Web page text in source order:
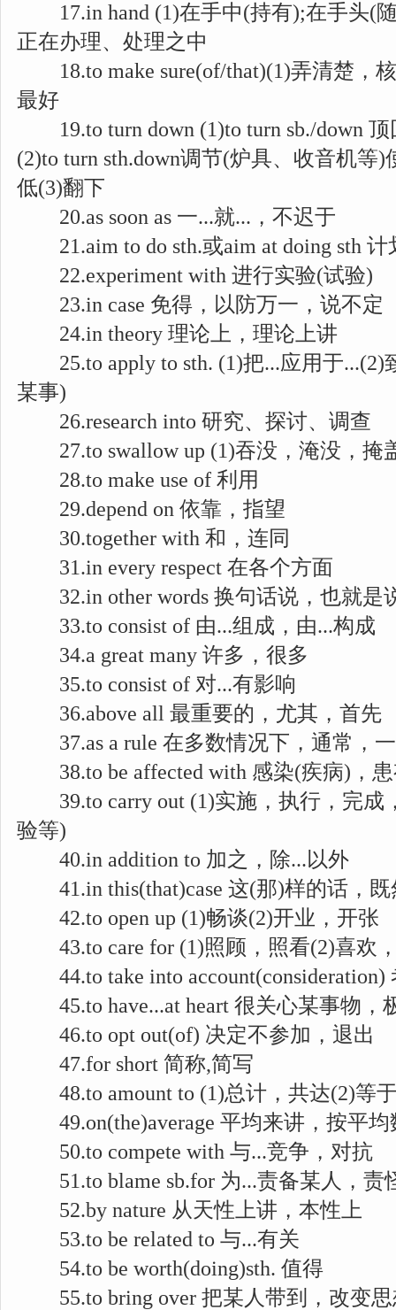
17.in hand (1)在手中(持有);在手头(
正在办理、处理之中
18.to make sure(of/that)(1)弄清楚，
最好
19.to turn down (1)to turn sb./down
(2)to turn sth.down调节(炉具、收音机等
低(3)翻下
20.as soon as 一...就...，不迟于
21.aim to do sth.或aim at doing sth 计
22.experiment with 进行实验(试验)
23.in case 免得，以防万一，说不定
24.in theory 理论上，理论上讲
25.to apply to sth. (1)把...应用于...(2)
某事)
26.research into 研究、探讨、调查
27.to swallow up (1)吞没，淹没，掩
28.to make use of 利用
29.depend on 依靠，指望
30.together with 和，连同
31.in every respect 在各个方面
32.in other words 换句话说，也就是
33.to consist of 由...组成，由...构成
34.a great many 许多，很多
35.to consist of 对...有影响
36.above all 最重要的，尤其，首先
37.as a rule 在多数情况下，通常，
38.to be affected with 感染(疾病)，患
39.to carry out (1)实施，执行，完成
验等)
40.in addition to 加之，除...以外
41.in this(that)case 这(那)样的话，既
42.to open up (1)畅谈(2)开业，开张
43.to care for (1)照顾，照看(2)喜欢
44.to take into account(consideration)
45.to have...at heart 很关心某事物，
46.to opt out(of) 决定不参加，退出
47.for short 简称,简写
48.to amount to (1)总计，共达(2)等
49.on(the)average 平均来讲，按平均
50.to compete with 与...竞争，对抗
51.to blame sb.for 为...责备某人，责
52.by nature 从天性上讲，本性上
53.to be related to 与...有关
54.to be worth(doing)sth. 值得
55.to bring over 把某人带到，改变思